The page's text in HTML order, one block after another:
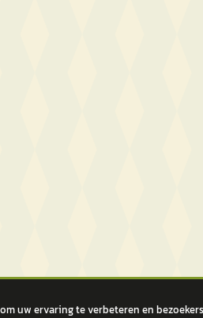
uw ervaring te verbeteren en